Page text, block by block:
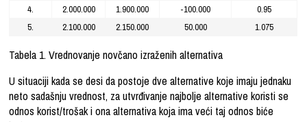
4.
2.000.000 1.900.000 -100.000
0.95
5.
2.100.000 2.150.000 50.000 1.075
Tabela 1. Vrednovanje novčano izraženih alternativa
U situaciji kada se desi da postoje dve alternative koje imaju jednaku
neto sadašnju vrednost, za utvrđivanje najbolje alternative koristi se
odnos korist/trošak i ona alternativa koja ima veći taj odnos biće